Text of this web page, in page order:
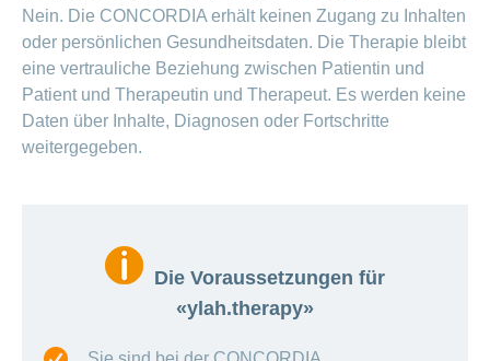
Nein. Die CONCORDIA erhält keinen Zugang zu Inhalten
oder persönlichen Gesundheitsdaten. Die Therapie bleibt
eine vertrauliche Beziehung zwischen Patientin und
Patient und Therapeutin und Therapeut. Es werden keine
Daten über Inhalte, Diagnosen oder Fortschritte
weitergegeben.
Die Voraussetzungen für
«ylah.therapy»